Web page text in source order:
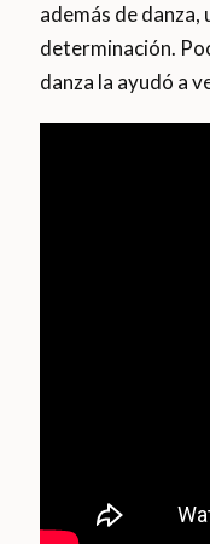
además de danza,
determinación.
danza la ayudó a